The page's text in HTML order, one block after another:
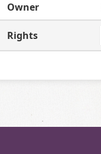
Owner
Rights